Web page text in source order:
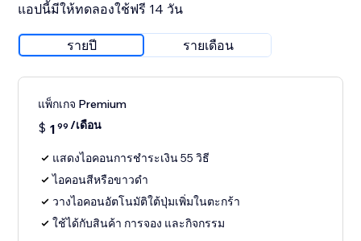
แอปนี้มีให้ทดลองใช้ฟรี 14 วัน
รายปี รายเดือน
แพ็กเกจ Premium
$ 1 99 /เดือน
แสดงไอคอนการชำระเงิน 55 วิธี
ไอคอนสีหรือขาวดำ
วางไอคอนอัตโนมัติใต้ปุ่มเพิ่มในตะกร้า
ใช้ได้กับสินค้า การจอง และกิจกรรม